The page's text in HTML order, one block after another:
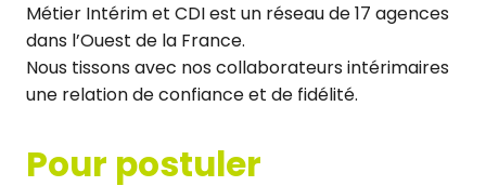
Métier Intérim et CDI est un réseau de 17 agences
dans l’Ouest de la France.
Nous tissons avec nos collaborateurs intérimaires
une relation de confiance et de fidélité.
Pour postuler